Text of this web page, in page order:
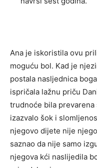
Ana je iskoristila ovu
moguću bol. Kad je
postala nasljednica
ispričala lažnu priču
trudnoće bila
izazvalo šok i
njegovo dijete nije
saznao da nije samo
njegova kći naslijedila